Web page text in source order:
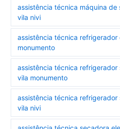
assistência técnica máquina
vila nivi
assistência técnica refrigerador
monumento
assistência técnica
vila monumento
assistência técnica
vila nivi